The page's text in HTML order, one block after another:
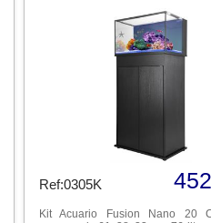
Ref:0305K
Kit Acuario Fusion Nano 20